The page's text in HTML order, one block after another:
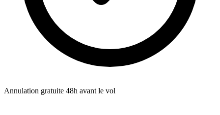
Annulation gratuite 48h avant le vol